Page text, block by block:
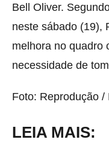
Bell Oliver.
neste sábado (19),
melhora no quadro
necessidade de
Foto: Reprodução /
LEIA MAIS: